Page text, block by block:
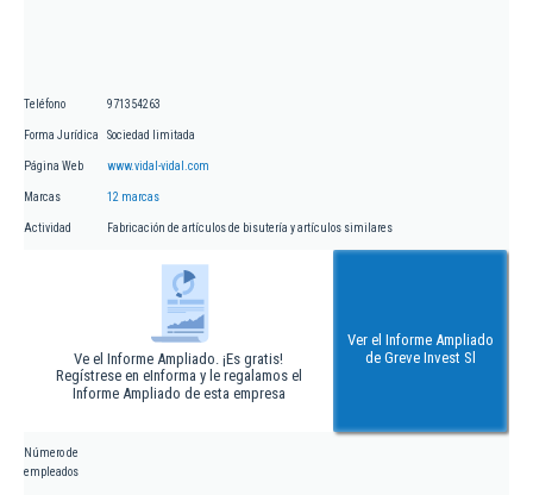
Teléfono 971354263
Forma Jurídica Sociedad limitada
Página Web www.vidal-vidal.com
Marcas 12 marcas
Actividad Fabricación de artículos de bisutería y artículos similares
Ve el Informe Ampliado. ¡Es gratis!
Regístrese en eInforma y le regalamos el
Informe Ampliado de esta empresa
Ver el Informe Ampliado
de Greve Invest Sl
Número de
empleados